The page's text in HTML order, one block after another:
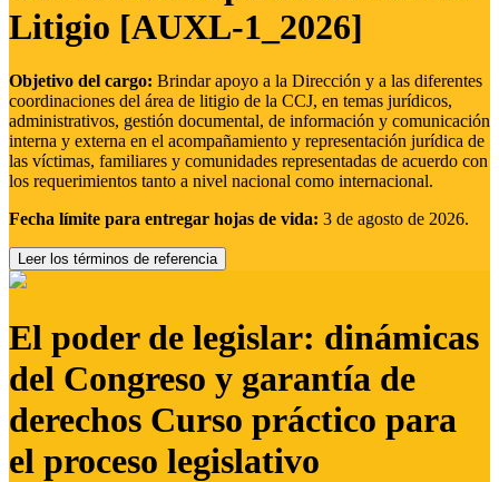
Litigio [AUXL-1_2026]
Objetivo del cargo: Brindar apoyo a la Dirección y a las diferentes
coordinaciones del área de litigio de la CCJ, en temas jurídicos,
administrativos, gestión documental, de información y comunicación
interna y externa en el acompañamiento y representación jurídica de
las víctimas, familiares y comunidades representadas de acuerdo con
los requerimientos tanto a nivel nacional como internacional.
Fecha límite para entregar hojas de vida: 3 de agosto de 2026.
Leer los términos de referencia
El poder de legislar: dinámicas
del Congreso y garantía de
derechos Curso práctico para
el proceso legislativo